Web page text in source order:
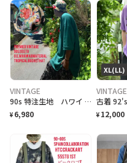
VINTAGE
90s 特注生地 ハワイ material 55so.e.m バケハトロピカル
¥ 6,980
XL(LL)
VINTAGE
¥ 12,000